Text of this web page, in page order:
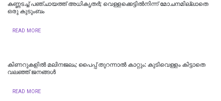
കണ്ണടച്ച് പഞ്ചായത്ത് അധികൃതര്‍; വെള്ളക്കെട്ടില്‍നിന്ന് മോചനമില്ലാതെ
ഒരു കുടുംബം
READ MORE
കിണറുകളില്‍ മലിനജലം; പൈപ്പ് തുറന്നാല്‍ കാറ്റും: കുടിവെള്ളം കിട്ടാതെ
വലഞ്ഞ് ജനങ്ങള്‍
READ MORE